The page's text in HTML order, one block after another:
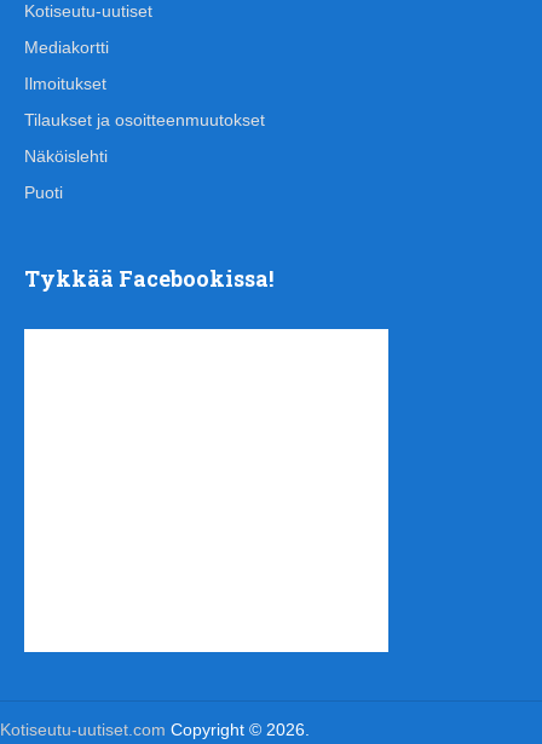
Kotiseutu-uutiset
Mediakortti
Ilmoitukset
Tilaukset ja osoitteenmuutokset
Näköislehti
Puoti
Tykkää Facebookissa!
Kotiseutu-uutiset.com Copyright © 2026.